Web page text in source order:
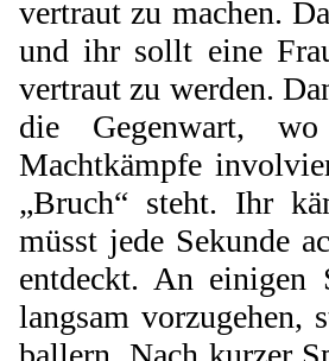
vertraut zu machen.
und ihr sollt eine
vertraut zu werden.
die Gegenwart,
Machtkämpfe
„Bruch“ steht. Ihr
müsst jede Sekunde
entdeckt. An
langsam vorzugehen,